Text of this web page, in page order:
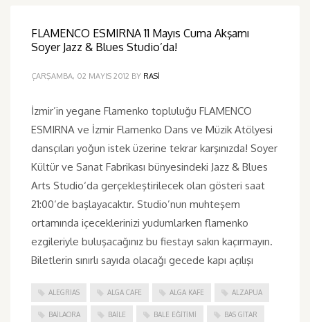
FLAMENCO ESMIRNA 11 Mayıs Cuma Akşamı
Soyer Jazz & Blues Studio’da!
ÇARŞAMBA, 02 MAYIS 2012 BY RASI
İzmir’in yegane Flamenko topluluğu FLAMENCO
ESMIRNA ve İzmir Flamenko Dans ve Müzik Atölyesi
dansçıları yoğun istek üzerine tekrar karşınızda! Soyer
Kültür ve Sanat Fabrikası bünyesindeki Jazz & Blues
Arts Studio‘da gerçekleştirilecek olan gösteri saat
21:00‘de başlayacaktır. Studio’nun muhteşem
ortamında içeceklerinizi yudumlarken flamenko
ezgileriyle buluşacağınız bu fiestayı sakın kaçırmayın.
Biletlerin sınırlı sayıda olacağı gecede kapı açılışı
ALEGRIAS ALGA CAFE ALGA KAFE ALZAPUA
BAILAORA BAILE BALE EĞITIMI BAS GITAR